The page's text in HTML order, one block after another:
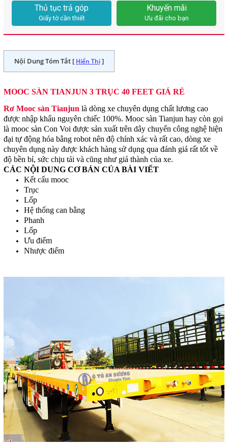
Thủ tục trả góp
Giấy tờ cần thiết
Khuyến mãi
Ưu đãi cho bạn
Nội Dung Tóm Tắt [ Hiển Thị]
MOOC SÀN TIANJUN 3 TRỤC 40 FEET GIÁ RẺ
Rơ Mooc sàn Tianjun là dòng xe chuyên dụng chất lương cao
được nhập khẩu nguyên chiếc 100%. Mooc sàn Tianjun hay còn gọi
là mooc sàn Con Voi được sản xuất trên dây chuyển công nghệ hiện
đại tự động hóa bằng robot nên độ chính xác và rất cao, dòng xe
chuyên dụng này được khách hàng sử dụng qua đánh giá rất tốt về
độ bền bỉ, sức chịu tải và cũng như giá thành của xe.
CÁC NỘI DUNG CƠ BẢN CỦA BÀI VIẾT
Kết cấu mooc
Trục
Lốp
Hệ thống can bằng
Phanh
Lốp
Ưu điểm
Nhược điểm